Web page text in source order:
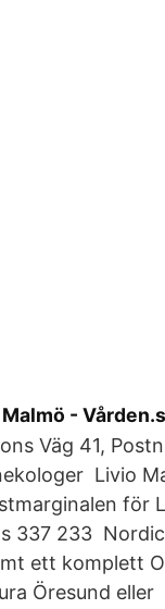
-
Väg 41,
Livio
för
337 233
ett komplett
Öresund